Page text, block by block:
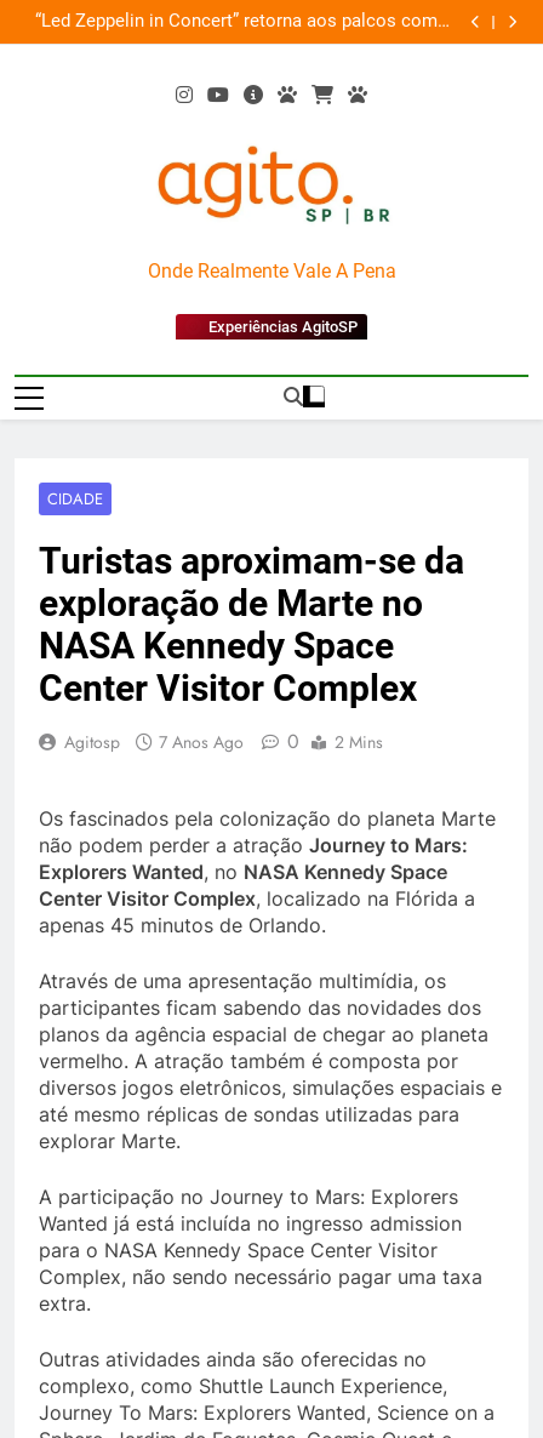
Skip
to
“Led Zeppelin in Concert” retorna aos palcos com a
Nova Orquestra
Cobasi
AgitoSP
Onde Realmente Vale A Pena
Experiências AgitoSP
CIDADE
Turistas aproximam-se da
exploração de Marte no
NASA Kennedy Space
Center Visitor Complex
Agitosp 7 Anos Ago 0 2 Mins
Os fascinados pela colonização do planeta Marte
não podem perder a atração Journey to Mars:
Explorers Wanted, no NASA Kennedy Space
Center Visitor Complex, localizado na Flórida a
apenas 45 minutos de Orlando.
Através de uma apresentação multimídia, os
participantes ficam sabendo das novidades dos
planos da agência espacial de chegar ao planeta
vermelho. A atração também é composta por
diversos jogos eletrônicos, simulações espaciais e
até mesmo réplicas de sondas utilizadas para
explorar Marte.
A participação no Journey to Mars: Explorers
Wanted já está incluída no ingresso admission
para o NASA Kennedy Space Center Visitor
Complex, não sendo necessário pagar uma taxa
extra.
Outras atividades ainda são oferecidas no
complexo, como Shuttle Launch Experience,
Journey To Mars: Explorers Wanted, Science on a